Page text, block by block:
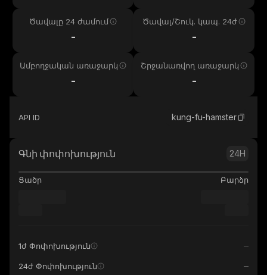
Ծավալը 24 ժամում
-
Ծավալ/Շուկ. կապ. 24ժ
-
Ամբողջական առաջարկ
-
Շրջանառվող առաջարկ
-
API ID kung-fu-hamster
Գնի փոփոխություն 24H
Ցածր Բարձր
1ժ Փոփոխություն
24ժ Փոփոխություն